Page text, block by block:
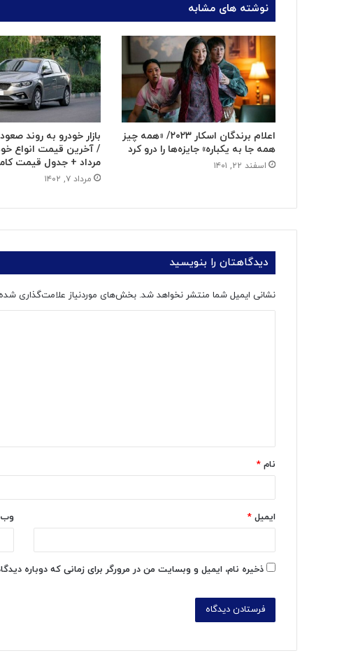
نوشته های مشابه
اعلام برندگان اسکار ۲۰۲۳/ «همه چیز
همه جا به یکباره» جایزه‌ها را درو کرد
اسفند ۲۲, ۱۴۰۱
بازار خودرو به روند
مرداد + جدول قیمت
مرداد ۷, ۱۴۰۲
دیدگاهتان را بنویسید
نشانی ایمیل شما منتشر نخواهد شد. بخش‌های موردنیاز علامت‌گذاری
*
نام *
ایمیل *
ذخیره نام، ایمیل و وبسایت من در مرورگر برای زمانی که دوباره